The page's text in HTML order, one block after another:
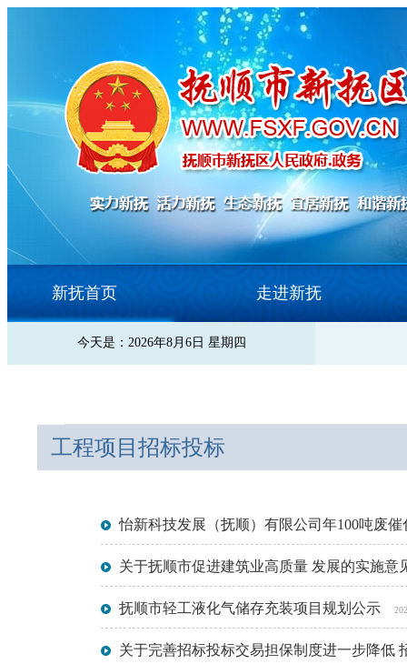
新抚首页 走进新抚
今天是：2026年8月6日 星期四
工程项目招标投标
怡新科技发展（抚顺）有限公司年100吨废
关于抚顺市促进建筑业高质量 发展的实施意
抚顺市轻工液化气储存充装项目规划公示
关于完善招标投标交易担保制度进一步降低